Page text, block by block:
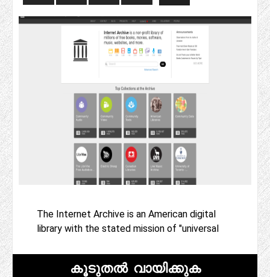
The Internet Archive is an American digital
library with the stated mission of "universal
കൂടുതൽ വായിക്കുക